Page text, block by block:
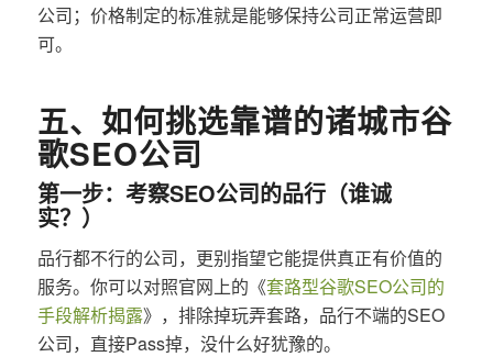
公司；价格制定的标准就是能够保持公司正常运营即
可。
五、如何挑选靠谱的诸城市谷
歌SEO公司
第一步：考察SEO公司的品行（谁诚
实？）
品行都不行的公司，更别指望它能提供真正有价值的
服务。你可以对照官网上的《套路型谷歌SEO公司的
手段解析揭露》，排除掉玩弄套路，品行不端的SEO
公司，直接Pass掉，没什么好犹豫的。